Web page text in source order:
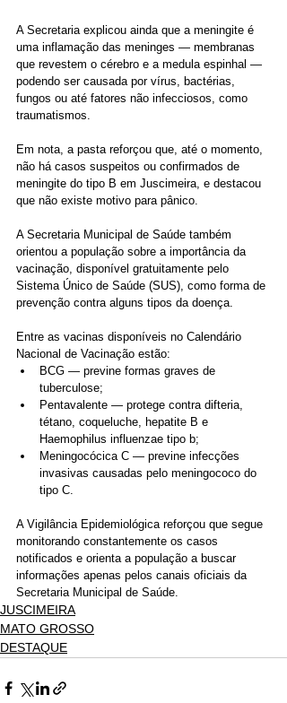
A Secretaria explicou ainda que a meningite é
uma inflamação das meninges — membranas
que revestem o cérebro e a medula espinhal —
podendo ser causada por vírus, bactérias,
fungos ou até fatores não infecciosos, como
traumatismos.
Em nota, a pasta reforçou que, até o momento,
não há casos suspeitos ou confirmados de
meningite do tipo B em Juscimeira, e destacou
que não existe motivo para pânico.
A Secretaria Municipal de Saúde também
orientou a população sobre a importância da
vacinação, disponível gratuitamente pelo
Sistema Único de Saúde (SUS), como forma de
prevenção contra alguns tipos da doença.
Entre as vacinas disponíveis no Calendário
Nacional de Vacinação estão:
BCG — previne formas graves de
tuberculose;
Pentavalente — protege contra difteria,
tétano, coqueluche, hepatite B e
Haemophilus influenzae tipo b;
Meningocócica C — previne infecções
invasivas causadas pelo meningococo do
tipo C.
A Vigilância Epidemiológica reforçou que segue
monitorando constantemente os casos
notificados e orienta a população a buscar
informações apenas pelos canais oficiais da
Secretaria Municipal de Saúde.
JUSCIMEIRA
MATO GROSSO
DESTAQUE